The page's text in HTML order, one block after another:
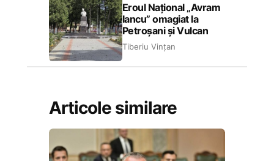
Eroul Național „Avram
Iancu” omagiat la
Petroșani și Vulcan
Tiberiu Vințan
Articole similare